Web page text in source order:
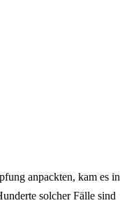
anpackten, kam es in
solcher Fälle sind